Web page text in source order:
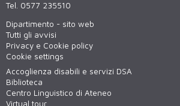
Tel. 0577 235510
Dipartimento - sito web
Tutti gli avvisi
Privacy e Cookie policy
Cookie settings
Accoglienza disabili e servizi DSA
Biblioteca
Centro Linguistico di Ateneo
Virtual tour